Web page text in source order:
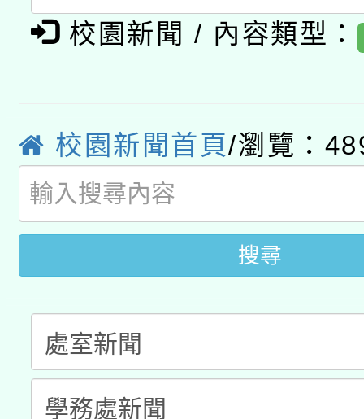
年度健康促進學校輔導
原住民族教育政策研討
轉知教育部國民及學前
方素養工作坊新北場」
函轉國立臺灣師範大學
「族語學習班」招生簡
文教學共融平台-教案
件」活動簡章
教育部國民及學前教育
年度COVID-19疫苗接
接種對象擴大為「滿6
接種之民眾」措施，延
月28日止
校園新聞 / 內容類型：
校園新聞首頁/瀏覽：
搜尋